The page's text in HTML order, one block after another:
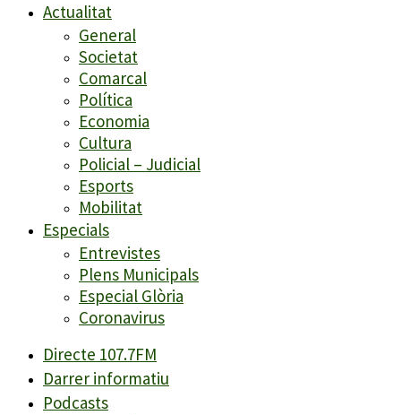
Actualitat
General
Societat
Comarcal
Política
Economia
Cultura
Policial – Judicial
Esports
Mobilitat
Especials
Entrevistes
Plens Municipals
Especial Glòria
Coronavirus
Directe 107.7FM
Darrer informatiu
Podcasts